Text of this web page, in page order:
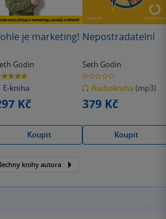
je marketing!
Godin
E-kniha
Kč
Koupit
Nepostradatelní
Seth Godin
0.0
z
5
hvězdiček
Audiokniha (mp3)
379 Kč
Koupit
knihy autora